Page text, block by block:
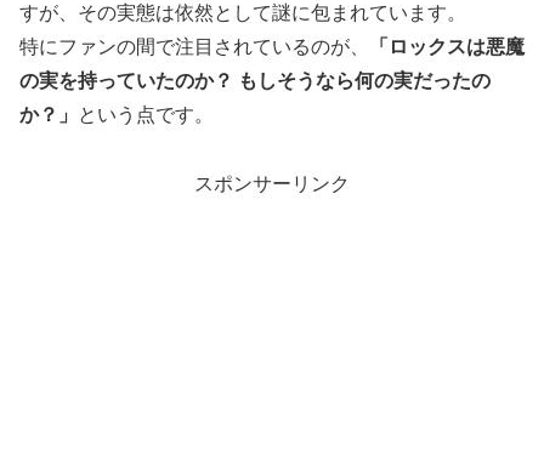
すが、その実態は依然として謎に包まれています。
特にファンの間で注目されているのが、
「ロックスは悪魔
の実を持っていたのか？ もしそうなら何の実だったの
か？」
という点です。
スポンサーリンク